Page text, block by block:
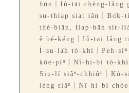
hūn｜Iû-tāi chèng-lâng
su-thiap siat iân｜
thé-biān, Hap-bān sit-
ê bé-kéng｜Iû-tāi lâng
Í-su-la̍h tò-khì｜Peh-sìⁿ
kóe-pìⁿ｜Nî-hi-bí tò-khì
Siu-lí siâⁿ-chhiûⁿ｜Kò͘-
léng siâⁿ｜Nî-hi-bí